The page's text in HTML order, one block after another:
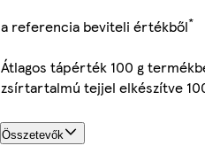
a referencia beviteli értékből*
Átlagos tápérték 100 g
zsírtartalmú tejjel elkészítve
Összetevők